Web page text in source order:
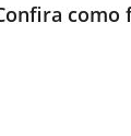
como